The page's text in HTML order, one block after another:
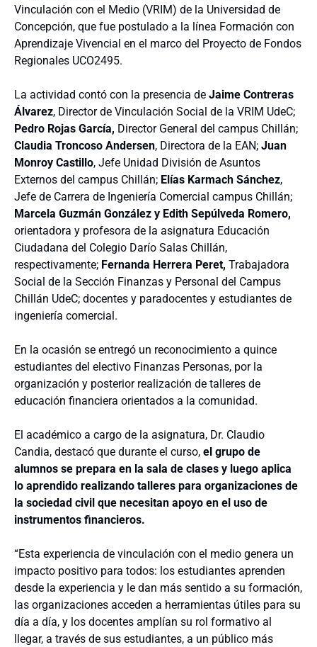
Vinculación con el Medio (VRIM) de la Universidad de
Concepción, que fue postulado a la línea Formación con
Aprendizaje Vivencial en el marco del Proyecto de Fondos
Regionales UCO2495.
La actividad contó con la presencia de Jaime Contreras
Álvarez, Director de Vinculación Social de la VRIM UdeC;
Pedro Rojas García, Director General del campus Chillán;
Claudia Troncoso Andersen, Directora de la EAN; Juan
Monroy Castillo, Jefe Unidad División de Asuntos
Externos del campus Chillán; Elías Karmach Sánchez,
Jefe de Carrera de Ingeniería Comercial campus Chillán;
Marcela Guzmán González y Edith Sepúlveda Romero,
orientadora y profesora de la asignatura Educación
Ciudadana del Colegio Darío Salas Chillán,
respectivamente; Fernanda Herrera Peret, Trabajadora
Social de la Sección Finanzas y Personal del Campus
Chillán UdeC; docentes y paradocentes y estudiantes de
ingeniería comercial.
En la ocasión se entregó un reconocimiento a quince
estudiantes del electivo Finanzas Personas, por la
organización y posterior realización de talleres de
educación financiera orientados a la comunidad.
El académico a cargo de la asignatura, Dr. Claudio
Candia, destacó que durante el curso, el grupo de
alumnos se prepara en la sala de clases y luego aplica
lo aprendido realizando talleres para organizaciones de
la sociedad civil que necesitan apoyo en el uso de
instrumentos financieros.
“Esta experiencia de vinculación con el medio genera un
impacto positivo para todos: los estudiantes aprenden
desde la experiencia y le dan más sentido a su formación,
las organizaciones acceden a herramientas útiles para su
día a día, y los docentes amplían su rol formativo al
llegar, a través de sus estudiantes, a un público más